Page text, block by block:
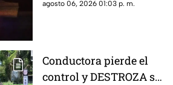
encontraron
en Progreso, luego de
agosto 06, 2026 01:03 p. m.
Conductora pierde el
control y DESTROZA su